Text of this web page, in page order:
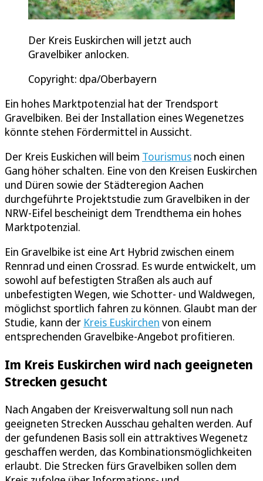
Der Kreis Euskirchen will jetzt auch
Gravelbiker anlocken.
Copyright: dpa/Oberbayern
Ein hohes Marktpotenzial hat der Trendsport
Gravelbiken. Bei der Installation eines Wegenetzes
könnte stehen Fördermittel in Aussicht.
Der Kreis Euskichen will beim Tourismus noch einen
Gang höher schalten. Eine von den Kreisen Euskirchen
und Düren sowie der Städteregion Aachen
durchgeführte Projektstudie zum Gravelbiken in der
NRW-Eifel bescheinigt dem Trendthema ein hohes
Marktpotenzial.
Ein Gravelbike ist eine Art Hybrid zwischen einem
Rennrad und einen Crossrad. Es wurde entwickelt, um
sowohl auf befestigten Straßen als auch auf
unbefestigten Wegen, wie Schotter- und Waldwegen,
möglichst sportlich fahren zu können. Glaubt man der
Studie, kann der Kreis Euskirchen von einem
entsprechenden Gravelbike-Angebot profitieren.
Im Kreis Euskirchen wird nach geeigneten
Strecken gesucht
Nach Angaben der Kreisverwaltung soll nun nach
geeigneten Strecken Ausschau gehalten werden. Auf
der gefundenen Basis soll ein attraktives Wegenetz
geschaffen werden, das Kombinationsmöglichkeiten
erlaubt. Die Strecken fürs Gravelbiken sollen dem